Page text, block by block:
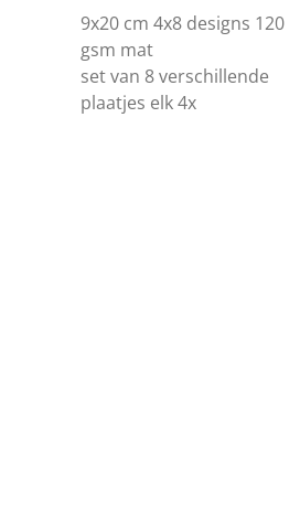
9x20 cm 4x8 designs 120
gsm mat
set van 8 verschillende
plaatjes elk 4x